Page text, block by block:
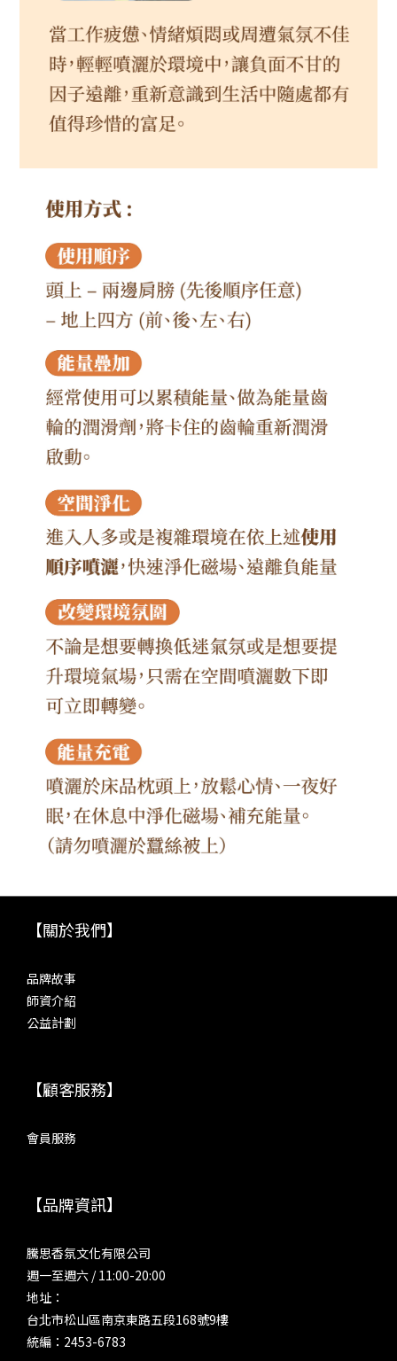
【關於我們】
品牌故事
師資介紹
公益計劃
【顧客服務】
會員服務
【品牌資訊】
騰思香氛文化有限公司
週一至週六 / 11:00-20:00
地址：
台北市松山區南京東路五段168號9樓
統編：2453-6783